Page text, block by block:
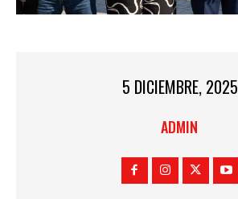
5 DICIEMBRE, 2025
ADMIN